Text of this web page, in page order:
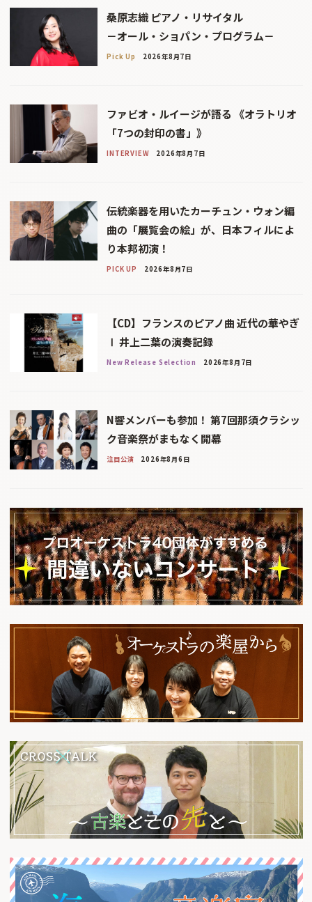
桑原志織 ピアノ・リサイタル
－オール・ショパン・プログラム－
Pick Up 2026年8月7日
ファビオ・ルイージが語る 《オラトリオ
「7つの封印の書」》
INTERVIEW 2026年8月7日
伝統楽器を用いたカーチュン・ウォン編
曲の「展覧会の絵」が、日本フィルによ
り本邦初演！
PICK UP 2026年8月7日
【CD】フランスのピアノ曲 近代の華やぎ
Ⅰ 井上二葉の演奏記録
New Release Selection 2026年8月7日
N響メンバーも参加！ 第7回那須クラシッ
ク音楽祭がまもなく開幕
注目公演 2026年8月6日